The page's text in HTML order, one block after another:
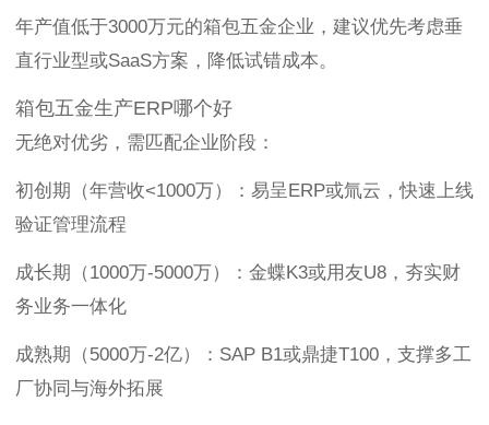
年产值低于3000万元的箱包五金企业，建议优先考虑垂
直行业型或SaaS方案，降低试错成本。
箱包五金生产ERP哪个好
无绝对优劣，需匹配企业阶段：
初创期（年营收<1000万）：易呈ERP或氚云，快速上线
验证管理流程
成长期（1000万-5000万）：金蝶K3或用友U8，夯实财
务业务一体化
成熟期（5000万-2亿）：SAP B1或鼎捷T100，支撑多工
厂协同与海外拓展